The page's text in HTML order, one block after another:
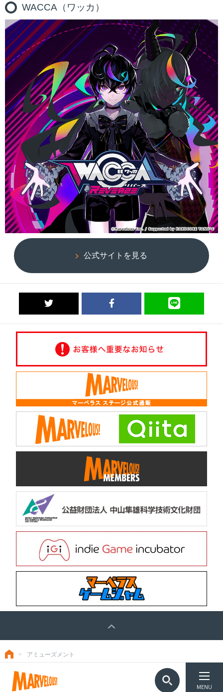
WACCA（ワッカ）
公式サイトを見る
アミューズメント
MENU
トップ TOP